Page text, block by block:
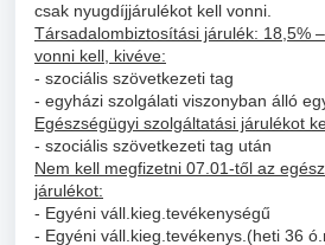
csak nyugdíjjárulékot kell vonni.
Társadalombiztosítási járulék: 18,5%
vonni kell, kivéve:
- szociális szövetkezeti tag
- egyházi szolgálati viszonyban álló
Egészségügyi szolgáltatási járulékot
- szociális szövetkezeti tag után
Nem kell megfizetni 07.01-től az
járulékot:
- Egyéni váll.kieg.tevékenységű
- Egyéni váll.kieg.tevékenys.(heti 36